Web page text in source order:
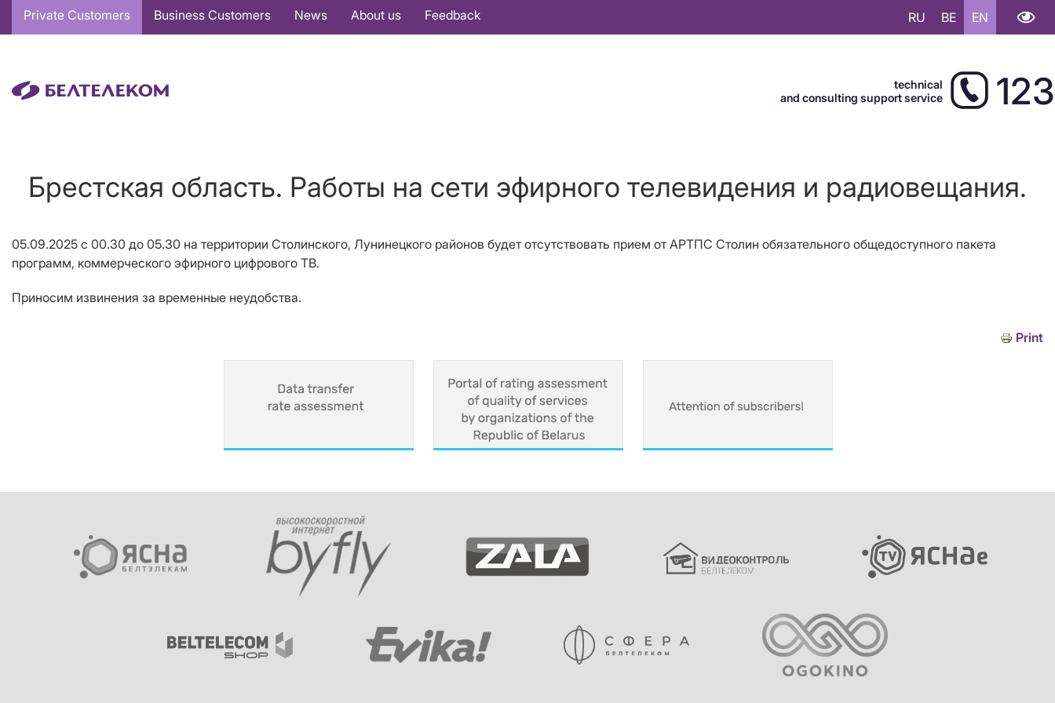
Основная
навигация
Private Customers Business Customers News About us Feedback RU BE EN
technical
and consulting support service
123
Брестская область. Работы на сети эфирного телевидения и радиовещания.
05.09.2025 с 00.30 до 05.30 на территории Столинского, Лунинецкого районов будет отсутствовать прием от АРТПС Столин обязательного общедоступного пакета
программ, коммерческого эфирного цифрового ТВ.
Приносим извинения за временные неудобства.
Print